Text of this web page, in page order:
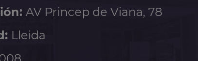
AV Princep de Viana, 78
Lleida